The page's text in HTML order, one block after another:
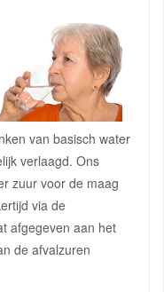
van basisch water
verlaagd. Ons
zuur voor de maag
via de
afgegeven aan het
de afvalzuren